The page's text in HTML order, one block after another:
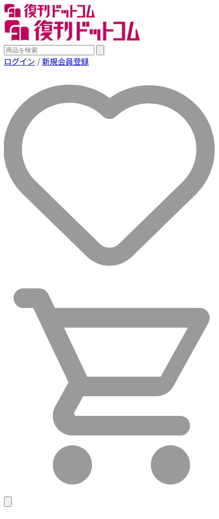
ログイン /新規会員登録